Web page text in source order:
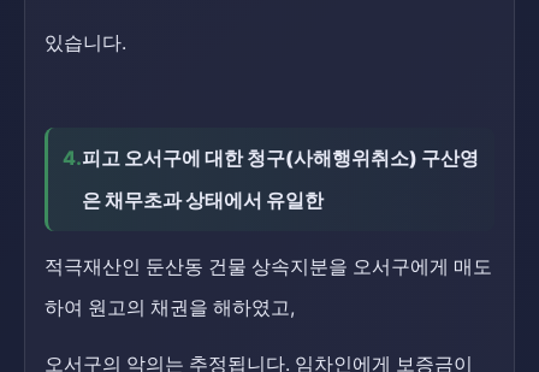
있습니다.
4.피고 오서구에 대한 청구(사해행위취소) 구산영
은 채무초과 상태에서 유일한
적극재산인 둔산동 건물 상속지분을 오서구에게 매도
하여 원고의 채권을 해하였고,
오서구의 악의는 추정됩니다. 임차인에게 보증금이